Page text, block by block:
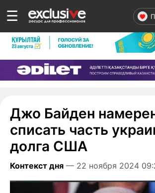
☰
Джо Байден
списать часть
долга США
Контекст дня — 22 ноября 2024